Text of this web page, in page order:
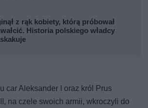
z rąk kobiety, którą próbował
Historia polskiego władcy
car Aleksander I oraz król Prus
na czele swoich armii, wkroczyli do